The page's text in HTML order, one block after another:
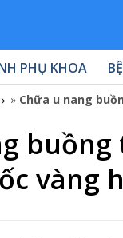
PHỤ KHOA
» Chữa u nang
vàng